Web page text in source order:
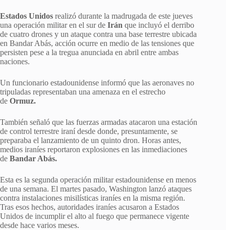
Estados Unidos realizó durante la madrugada de este jueves
una operación militar en el sur de Irán que incluyó el derribo
de cuatro drones y un ataque contra una base terrestre ubicada
en Bandar Abás, acción ocurre en medio de las tensiones que
persisten pese a la tregua anunciada en abril entre ambas
naciones.
Un funcionario estadounidense informó que las aeronaves no
tripuladas representaban una amenaza en el estrecho
de Ormuz.
También señaló que las fuerzas armadas atacaron una estación
de control terrestre iraní desde donde, presuntamente, se
preparaba el lanzamiento de un quinto dron. Horas antes,
medios iraníes reportaron explosiones en las inmediaciones
de Bandar Abás.
Esta es la segunda operación militar estadounidense en menos
de una semana. El martes pasado, Washington lanzó ataques
contra instalaciones misilísticas iraníes en la misma región.
Tras esos hechos, autoridades iraníes acusaron a Estados
Unidos de incumplir el alto al fuego que permanece vigente
desde hace varios meses.